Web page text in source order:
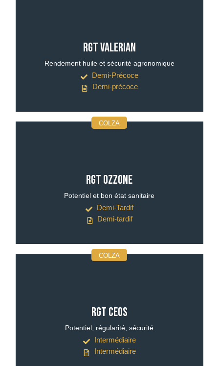
RGT VALERIAN
Rendement huile et sécurité agronomique
Demi-Précoce
Demi-précoce
COLZA
RGT OZZONE
Potentiel et bon état sanitaire
Demi-Tardif
Demi-tardif
COLZA
RGT CEOS
Potentiel, régularité, sécurité
Intermédiaire
Intermédiaire